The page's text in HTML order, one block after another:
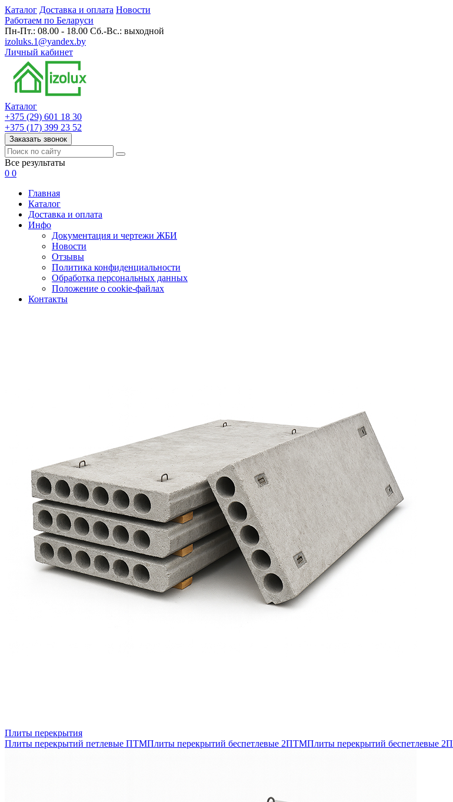
Каталог Доставка и оплата Новости
Работаем по Беларуси
Пн-Пт.: 08.00 - 18.00 Сб.-Вс.: выходной
izoluks.1@yandex.by
Личный кабинет
Каталог
+375 (29) 601 18 30
+375 (17) 399 23 52
Заказать звонок
Все результаты
0 0
Главная
Каталог
Доставка и оплата
Инфо
Документация и чертежи ЖБИ
Новости
Отзывы
Политика конфиденциальности
Обработка персональных данных
Положение о cookie-файлах
Контакты
Плиты перекрытия
Плиты перекрытий петлевые ПТМПлиты перекрытий беспетлевые 2ПТМПлиты перекрытий беспетлевые 2П